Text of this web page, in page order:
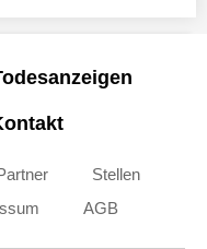
Stellen
AGB